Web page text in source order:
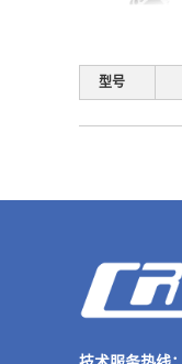
型号